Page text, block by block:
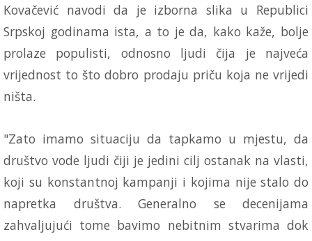
Kovačević navodi da je izborna slika u Republici
Srpskoj godinama ista, a to je da, kako kaže, bolje
prolaze populisti, odnosno ljudi čija je najveća
vrijednost to što dobro prodaju priču koja ne vrijedi
ništa.
"Zato imamo situaciju da tapkamo u mjestu, da
društvo vode ljudi čiji je jedini cilj ostanak na vlasti,
koji su konstantnoj kampanji i kojima nije stalo do
napretka društva. Generalno se decenijama
zahvaljujući tome bavimo nebitnim stvarima dok